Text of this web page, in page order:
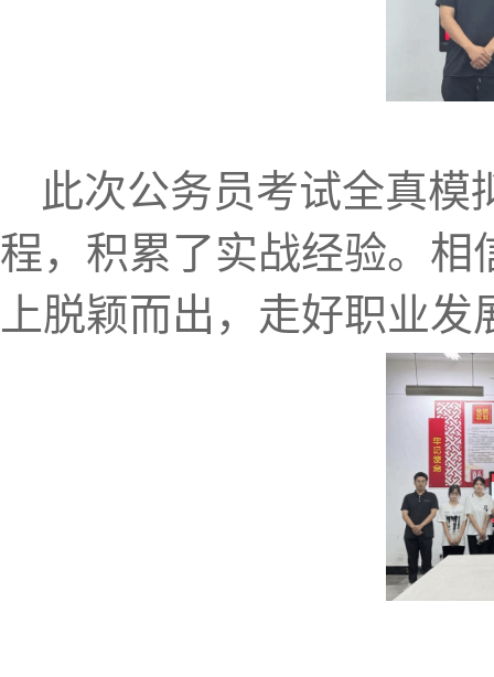
此次公务员考试全真模
程，积累了实战经验。相
上脱颖而出，走好职业发